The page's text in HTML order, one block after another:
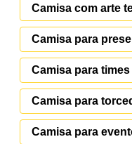
Camisa com arte
Camisa para
Camisa para
Camisa para
Camisa para